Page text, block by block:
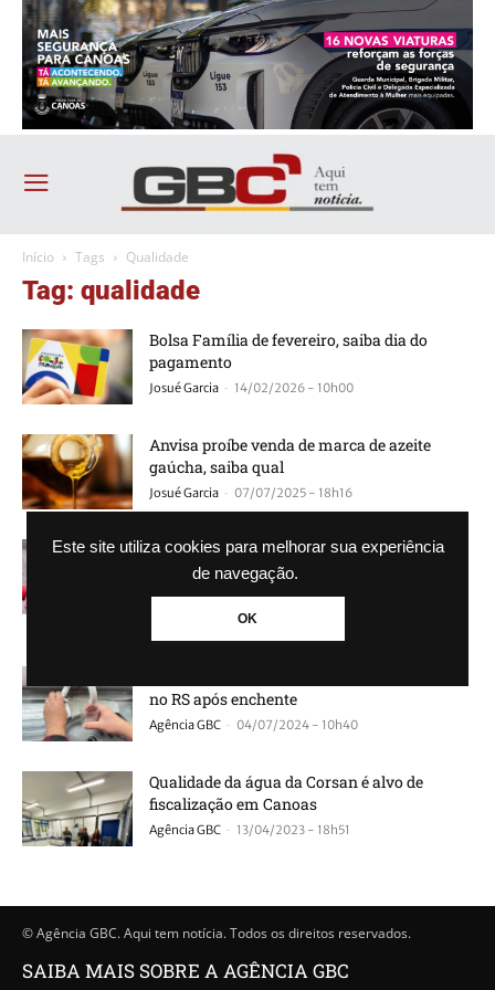
Este site utiliza cookies para melhorar sua experiência
de navegação.
OK
Início Tags Qualidade
Tag: qualidade
Bolsa Família de fevereiro, saiba dia do
pagamento
Josué Garcia - 14/02/2026 - 10h00
Anvisa proíbe venda de marca de azeite
gaúcha, saiba qual
Josué Garcia - 07/07/2025 - 18h16
Frutas congeladas perdem nutrientes?
Entenda os benefícios e a verdade sobre a
conservação
09/04/2025 - 08h01
no RS após enchente
Agência GBC - 04/07/2024 - 10h40
Qualidade da água da Corsan é alvo de
fiscalização em Canoas
Agência GBC - 13/04/2023 - 18h51
© Agência GBC. Aqui tem notícia. Todos os direitos reservados.
SAIBA MAIS SOBRE A AGÊNCIA GBC